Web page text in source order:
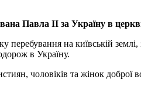
Павла ІІ за Україну в
на київській
в Україну.
чоловіків та жінок доброї